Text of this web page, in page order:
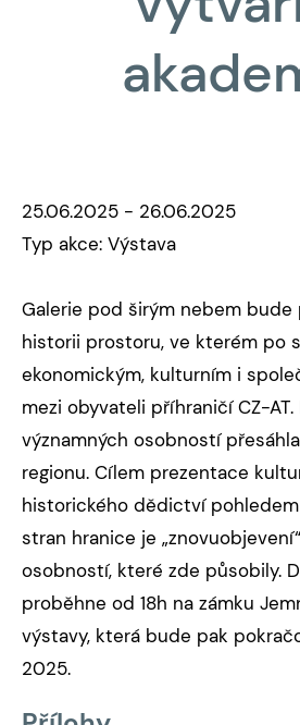
25.06.2025 - 26.06.2025
Typ akce: Výstava
Galerie pod širým nebem bude
historii prostoru, ve kterém po
ekonomickým, kulturním i
mezi obyvateli příhraničí CZ-AT.
významných osobností
regionu. Cílem prezentace
historického dědictví
stran hranice je
osobností, které zde působily.
proběhne od 18h na zámku
výstavy, která bude pak
2025.